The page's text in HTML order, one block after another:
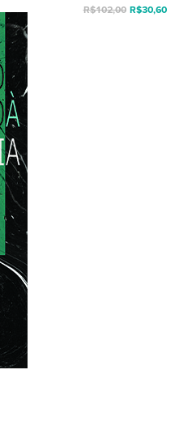
R$102,00 R$30,60